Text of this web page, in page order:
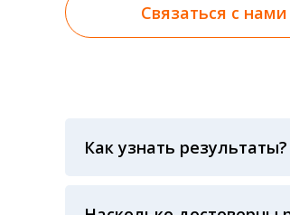
Связаться с нами
Как узнать результаты?
анализов при